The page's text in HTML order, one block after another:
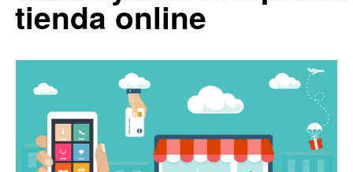
tienda online